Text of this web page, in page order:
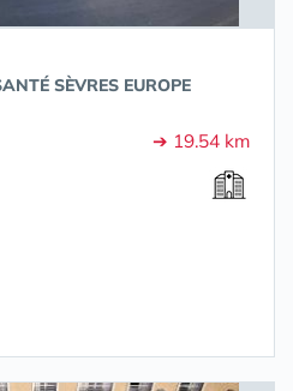
SÈVRES EUROPE
➔ 19.54 km